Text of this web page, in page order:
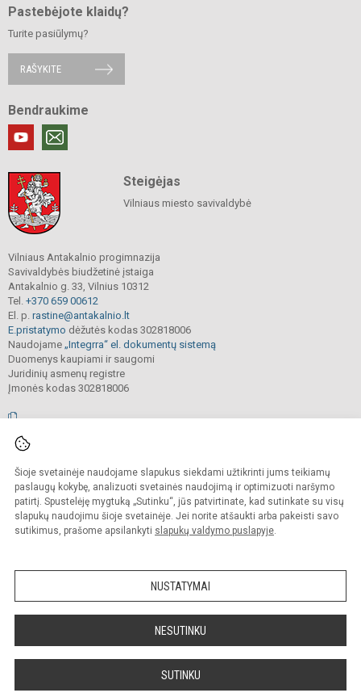
Šioje svetainėje naudojame slapukus siekdami užtikrinti jums teikiamų
paslaugų kokybę, analizuoti svetainės naudojimą ir optimizuoti naršymo
patirtį. Spustelėję mygtuką „Sutinku“, jūs patvirtinate, kad sutinkate su visų
slapukų naudojimu šioje svetainėje. Jei norite atšaukti arba pakeisti savo
sutikimus, prašome apsilankyti slapukų valdymo puslapyje.
NUSTATYMAI
NESUTINKU
SUTINKU
Pastebėjote klaidų?
Turite pasiūlymų?
RAŠYKITE
Bendraukime
Steigėjas
Vilniaus miesto savivaldybė
Vilniaus Antakalnio progimnazija
Savivaldybės biudžetinė įstaiga
Antakalnio g. 33, Vilnius 10312
Tel. +370 659 00612
El. p. rastine@antakalnio.lt
E.pristatymo dėžutės kodas 302818006
Naudojame „Integrra“ el. dokumentų sistemą
Duomenys kaupiami ir saugomi
Juridinių asmenų registre
Įmonės kodas 302818006
Kopijuoti, cituoti ar kitaip atvaizduoti internetinės svetainės turinį be raštiško
mokyklos vadovų sutikimo yra draudžiama.
Prieinamumo paraiška Slapukų valdymas
Sumanus būdas atnaujinti